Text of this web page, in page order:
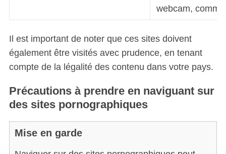
webcam,
Il est important de noter que ces sites doivent
également être visités avec prudence, en tenant
compte de la légalité des contenu dans votre pays.
Précautions à prendre en naviguant sur
des sites pornographiques
Mise en garde